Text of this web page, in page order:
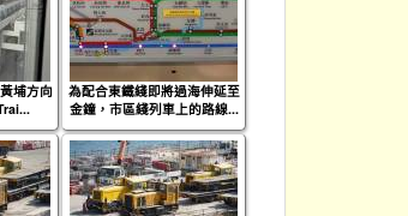
埔方向
為配合東鐵綫即將過海伸延至
金鐘，市區綫列車上的路線...